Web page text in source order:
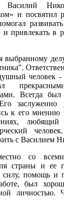
и посвятил
привлекать в
выбранному
человек
Всегда
заслуженно
к его мнению
любящий
с Василием
со
страны и ее
силу, помощь
был
личностью.